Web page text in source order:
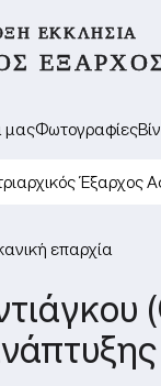
ΕΚΚΛΗΣΊΑ
μαςΦωτογραφίες
Έξαρχος
επαρχία